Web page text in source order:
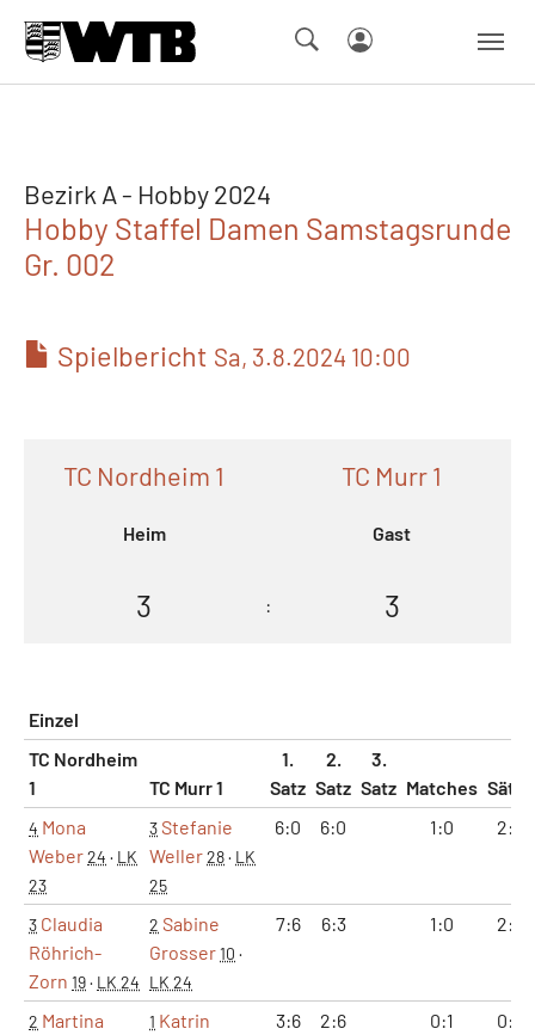
Bezirk A - Hobby 2024
Hobby Staffel Damen Samstagsrunde
Gr. 002
Spielbericht Sa, 3.8.2024 10:00
TC Nordheim 1
Heim
TC Murr 1
Gast
3 : 3
Einzel
TC Nordheim
1
TC Murr 1
1.
Satz
2.
Satz
3.
Satz Matches Sätze
4 Mona
Weber24 · LK
23
3Stefanie
Weller28· LK
25
6:0 6:0 1:0 2:0
3 Claudia
Röhrich-
Zorn 19· LK 24
2 Sabine
Grosser10 ·
LK 24
7:6 6:3 1:0 2:0
2 Martina
1 Katrin
3:6 2:6 0:1 0:2